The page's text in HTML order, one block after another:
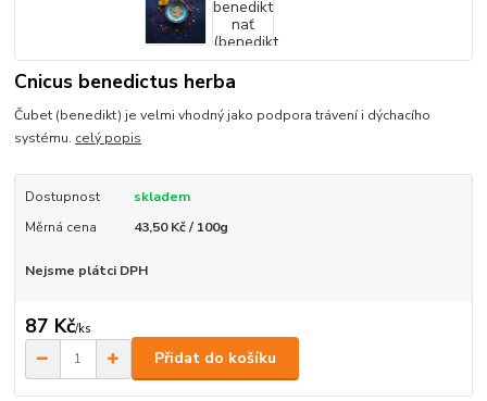
Cnicus benedictus herba
Čubet (benedikt) je velmi vhodný jako podpora trávení i dýchacího
systému. celý popis
Dostupnost
skladem
Měrná cena
43,50 Kč / 100g
Nejsme plátci DPH
87 Kč/ks
Přidat do košíku